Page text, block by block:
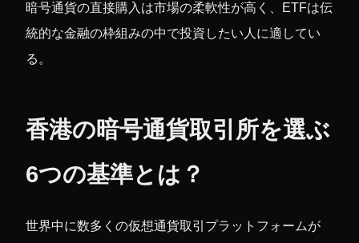
暗号通貨の直接購入は市場の柔軟性が高く、ETFは伝
統的な金融の枠組みの中で投資したい人に適してい
る。
香港の暗号通貨取引所を選ぶ
6つの基準とは？
世界中に数多くの仮想通貨取引プラットフォームが